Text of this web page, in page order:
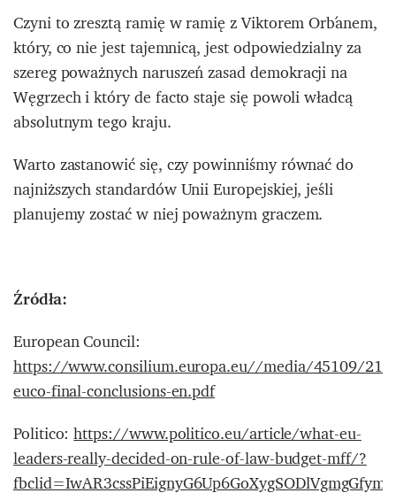
Czyni to zresztą ramię w ramię z Viktorem Orbánem,
który, co nie jest tajemnicą, jest odpowiedzialny za
szereg poważnych naruszeń zasad demokracji na
Węgrzech i który de facto staje się powoli władcą
absolutnym tego kraju.
Warto zastanowić się, czy powinniśmy równać do
najniższych standardów Unii Europejskiej, jeśli
planujemy zostać w niej poważnym graczem.
Źródła:
European Council:
https://www.consilium.europa.eu//media/45109/
euco-final-conclusions-en.pdf
Politico:https://www.politico.eu/article/what-eu-
leaders-really-decided-on-rule-of-law-budget-mff/?